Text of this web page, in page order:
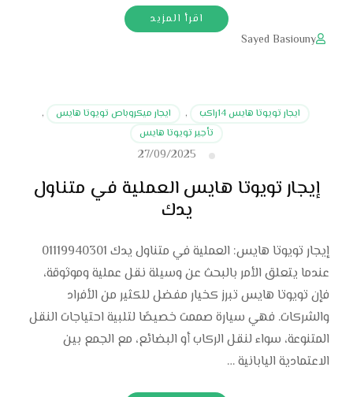
اقرأ المزيد
Sayed Basiouny
ايجار تويوتا هايس 14راكب , ايجار ميكروباص تويوتا هايس
,
تأجير تويوتا هايس
27/09/2025
إيجار تويوتا هايس العملية في متناول
يدك
إيجار تويوتا هايس: العملية في متناول يدك 01119940301
عندما يتعلق الأمر بالبحث عن وسيلة نقل عملية وموثوقة،
فإن تويوتا هايس تبرز كخيار مفضل للكثير من الأفراد
والشركات. فهي سيارة صممت خصيصًا لتلبية احتياجات النقل
المتنوعة، سواء لنقل الركاب أو البضائع، مع الجمع بين
الاعتمادية اليابانية …